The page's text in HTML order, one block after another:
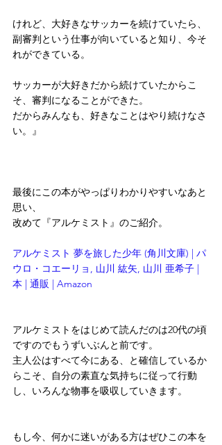
けれど、大好きなサッカーを続けていたら、
副審判という仕事が向いていると知り、今そ
れができている。
サッカーが大好きだから続けていたからこ
そ、審判になることができた。
だからみんなも、好きなことはやり続けなさ
い。』
最後にこの本がやっぱりわかりやすいなあと
思い、
改めて『アルケミスト』のご紹介。
アルケミスト 夢を旅した少年 (角川文庫) | パ
ウロ・コエーリョ, 山川 紘矢, 山川 亜希子 |
本 | 通販 | Amazon
アルケミストをはじめて読んだのは20代の頃
ですのでもうずいぶんと前です。
主人公はすべて今にある、と確信しているか
らこそ、自分の素直な気持ちに従って行動
し、いろんな物事を吸収していきます。
もし今、何かに迷いがある方はぜひこの本を